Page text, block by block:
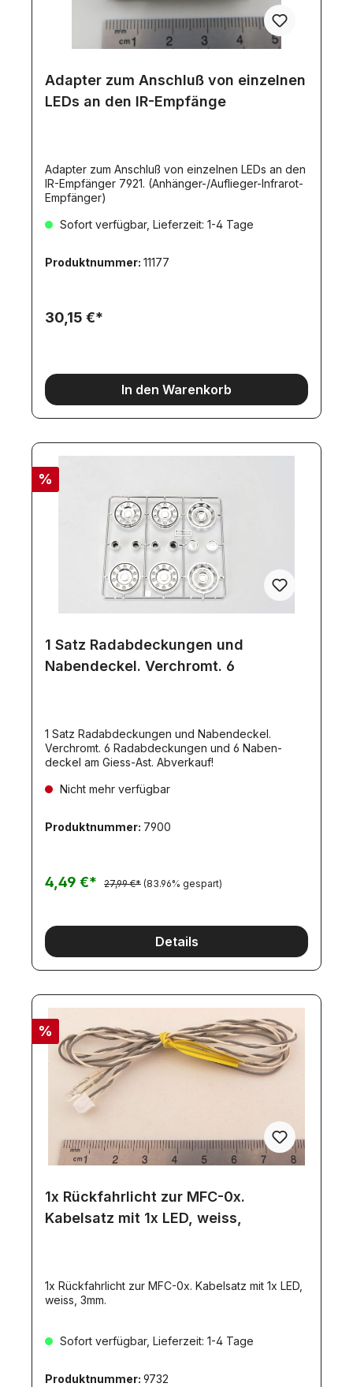
Adapter zum Anschluß von einzelnen
LEDs an den IR-Empfänge
Adapter zum Anschluß von einzelnen LEDs an den
IR-Empfänger 7921. (Anhänger-/Auflieger-Infrarot-
Empfänger)
Sofort verfügbar, Lieferzeit: 1-4 Tage
Produktnummer: 11177
30,15 €*
In den Warenkorb
%
1 Satz Radabdeckungen und
Nabendeckel. Verchromt. 6
1 Satz Radabdeckungen und Nabendeckel.
Verchromt. 6 Radabdeckungen und 6 Naben-
deckel am Giess-Ast. Abverkauf!
Nicht mehr verfügbar
Produktnummer: 7900
4,49 €* 27,99 €* (83.96% gespart)
Details
%
1x Rückfahrlicht zur MFC-0x.
Kabelsatz mit 1x LED, weiss,
1x Rückfahrlicht zur MFC-0x. Kabelsatz mit 1x LED,
weiss, 3mm.
Sofort verfügbar, Lieferzeit: 1-4 Tage
Produktnummer: 9732